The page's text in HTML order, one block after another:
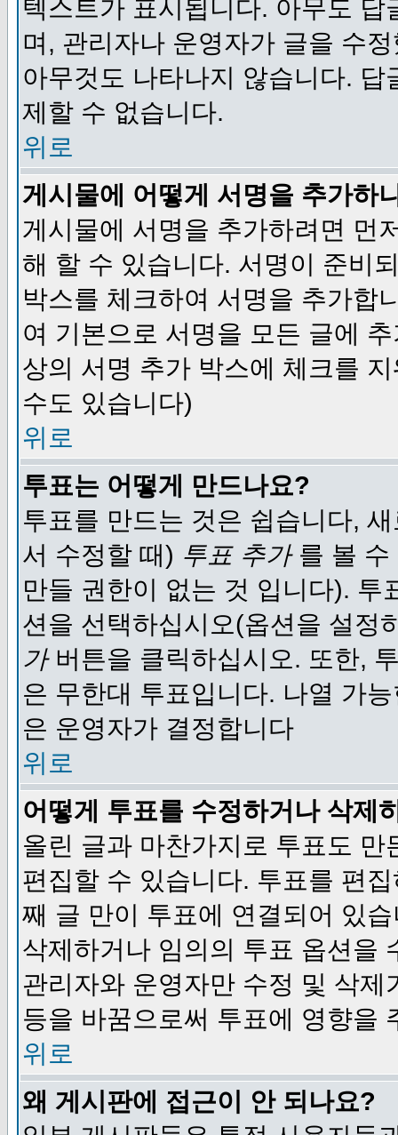
텍스트가 표시됩니다. 아무도
며, 관리자나 운영자가 글을 수
아무것도 나타나지 않습니다.
제할 수 없습니다.
위로
게시물에 어떻게 서명을 추가하
게시물에 서명을 추가하려면 먼
해 할 수 있습니다. 서명이 준비
박스를 체크하여 서명을 추가합
여 기본으로 서명을 모든 글에
상의 서명 추가 박스에 체크를
수도 있습니다)
위로
투표는 어떻게 만드나요?
투표를 만드는 것은 쉽습니다,
서 수정할 때) 투표 추가를 볼 수
만들 권한이 없는 것 입니다).
션을 선택하십시오(옵션을 설정
가버튼을 클릭하십시오. 또한,
은 무한대 투표입니다. 나열 가
은 운영자가 결정합니다
위로
어떻게 투표를 수정하거나 삭제
올린 글과 마찬가지로 투표도
편집할 수 있습니다. 투표를 편
째 글 만이 투표에 연결되어 있
삭제하거나 임의의 투표 옵션을
관리자와 운영자만 수정 및 삭
등을 바꿈으로써 투표에 영향을
위로
왜 게시판에 접근이 안 되나요?